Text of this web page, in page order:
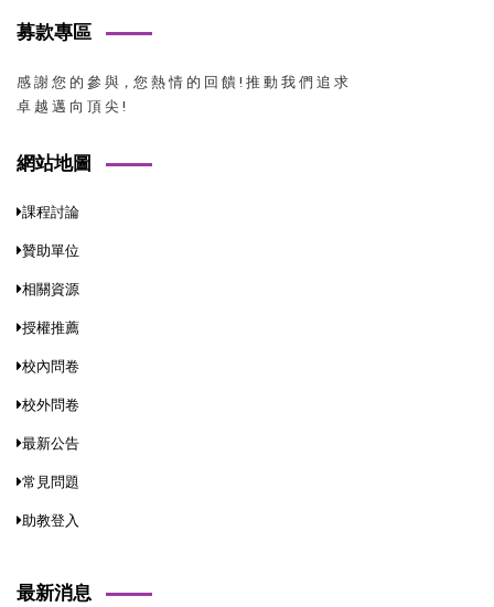
募款專區
感 謝 您 的 參 與，您 熱 情 的 回 饋 ! 推 動 我 們 追 求
卓 越 邁 向 頂 尖 !
網站地圖
課程討論
贊助單位
相關資源
授權推薦
校內問卷
校外問卷
最新公告
常見問題
助教登入
最新消息